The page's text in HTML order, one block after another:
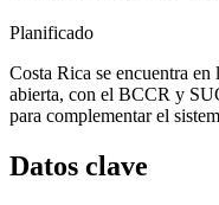
Planificado
Costa Rica se encuentra
abierta, con el BCCR y
para complementar el
Datos clave